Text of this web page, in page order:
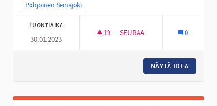
Rajaa tulokset teeman mukaan: Pohjoinen Seinäjoki
Pohjoinen Seinäjoki
LUONTIAIKA
30.01.2023
19 19 SEURAAJAA
SEURAA 0
NÄYTÄ IDEA